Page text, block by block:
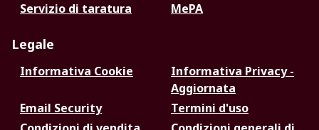
Servizio di taratura
MePA
Legale
Informativa Cookie
Informativa Privacy -
Aggiornata
Email Security
Termini d'uso